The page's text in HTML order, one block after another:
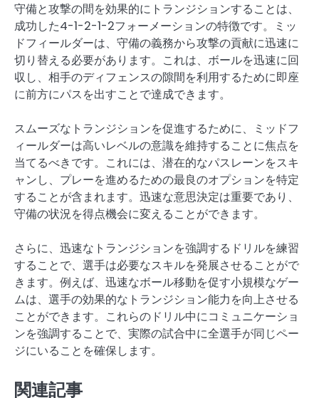
守備と攻撃の間を効果的にトランジションすることは、
成功した4-1-2-1-2フォーメーションの特徴です。ミッ
ドフィールダーは、守備の義務から攻撃の貢献に迅速に
切り替える必要があります。これは、ボールを迅速に回
収し、相手のディフェンスの隙間を利用するために即座
に前方にパスを出すことで達成できます。
スムーズなトランジションを促進するために、ミッドフ
ィールダーは高いレベルの意識を維持することに焦点を
当てるべきです。これには、潜在的なパスレーンをスキ
ャンし、プレーを進めるための最良のオプションを特定
することが含まれます。迅速な意思決定は重要であり、
守備の状況を得点機会に変えることができます。
さらに、迅速なトランジションを強調するドリルを練習
することで、選手は必要なスキルを発展させることがで
きます。例えば、迅速なボール移動を促す小規模なゲー
ムは、選手の効果的なトランジション能力を向上させる
ことができます。これらのドリル中にコミュニケーショ
ンを強調することで、実際の試合中に全選手が同じペー
ジにいることを確保します。
関連記事